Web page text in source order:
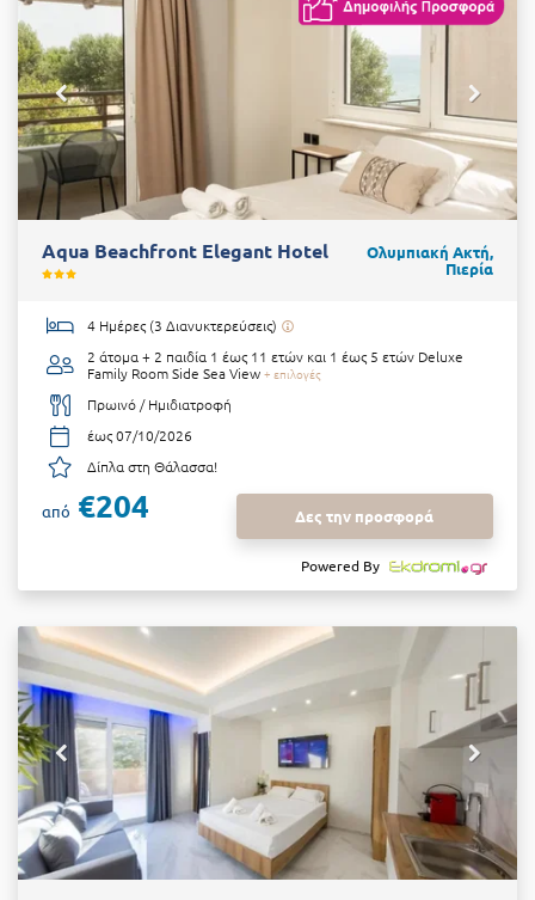
Aqua Beachfront Elegant Hotel
Ολυμπιακή Ακτή,
Πιερία
4 Ημέρες (3 Διανυκτερεύσεις)
2 άτομα + 2 παιδία 1 έως 11 ετών και 1 έως 5 ετών Deluxe
Family Room Side Sea View + επιλογές
Πρωινό / Ημιδιατροφή
έως 07/10/2026
Δίπλα στη Θάλασσα!
από €204 Δες την προσφορά
Powered By